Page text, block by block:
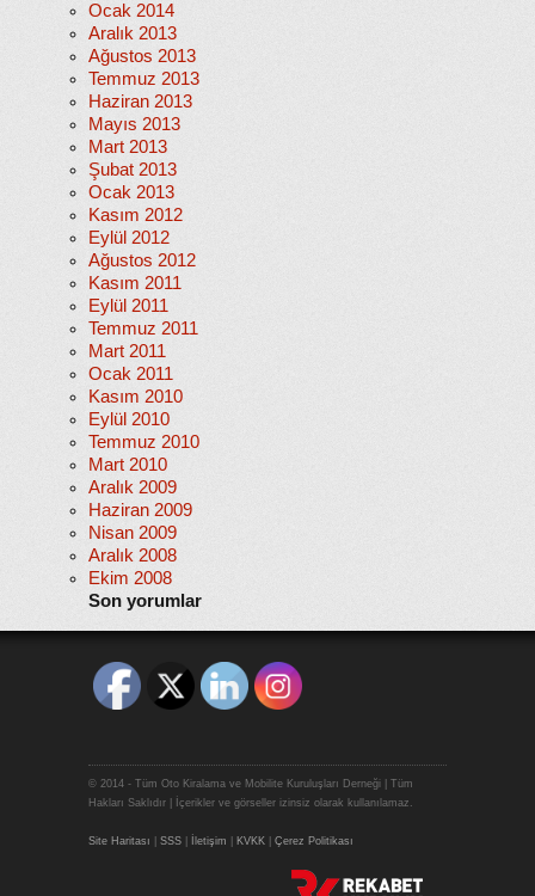
Ocak 2014
Aralık 2013
Ağustos 2013
Temmuz 2013
Haziran 2013
Mayıs 2013
Mart 2013
Şubat 2013
Ocak 2013
Kasım 2012
Eylül 2012
Ağustos 2012
Kasım 2011
Eylül 2011
Temmuz 2011
Mart 2011
Ocak 2011
Kasım 2010
Eylül 2010
Temmuz 2010
Mart 2010
Aralık 2009
Haziran 2009
Nisan 2009
Aralık 2008
Ekim 2008
Son yorumlar
© 2014 - Tüm Oto Kiralama ve Mobilite Kuruluşları Derneği | Tüm
Hakları Saklıdır | İçerikler ve görseller izinsiz olarak kullanılamaz.
Site Haritası SSS İletişim KVKK Çerez Politikası